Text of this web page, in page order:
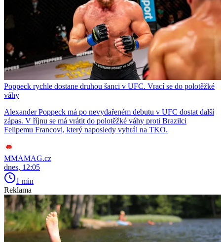
Poppeck rychle dostane druhou šanci v UFC. Vrací se do polotěžké
váhy
Alexander Poppeck má po nevydařeném debutu v UFC dostat další
zápas. V říjnu se má vrátit do polotěžké váhy proti Brazilci
Felipemu Francovi, který naposledy vyhrál na TKO.
MMAMAG.cz
dnes, 12:05
1 min
Reklama